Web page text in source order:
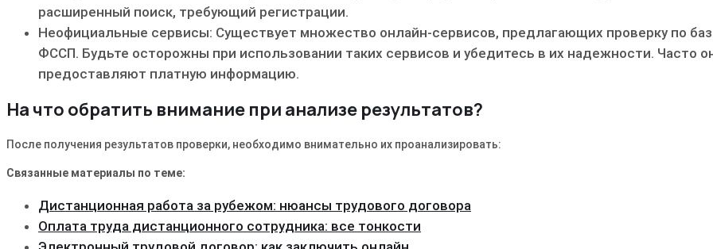
расширенный поиск, требующий регистрации.
Неофициальные сервисы: Существует множество онлайн-сервисов, предлагающих проверку по
ФССП. Будьте осторожны при использовании таких сервисов и убедитесь в их надежности. Часто
предоставляют платную информацию.
На что обратить внимание при анализе результатов?
После получения результатов проверки, необходимо внимательно их проанализировать:
Связанные материалы по теме:
Дистанционная работа за рубежом: нюансы трудового договора
Оплата труда дистанционного сотрудника: все тонкости